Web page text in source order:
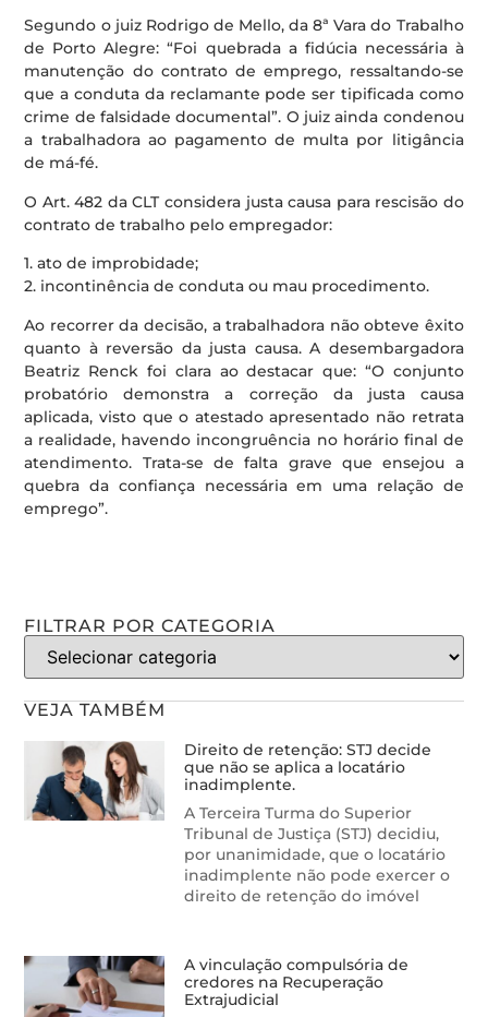
Segundo o juiz Rodrigo de Mello, da 8ª Vara do Trabalho
de Porto Alegre: “Foi quebrada a fidúcia necessária à
manutenção do contrato de emprego, ressaltando-se
que a conduta da reclamante pode ser tipificada como
crime de falsidade documental”. O juiz ainda condenou
a trabalhadora ao pagamento de multa por litigância
de má-fé.
O Art. 482 da CLT considera justa causa para rescisão do
contrato de trabalho pelo empregador:
1. ato de improbidade;
2. incontinência de conduta ou mau procedimento.
Ao recorrer da decisão, a trabalhadora não obteve êxito
quanto à reversão da justa causa. A desembargadora
Beatriz Renck foi clara ao destacar que: “O conjunto
probatório demonstra a correção da justa causa
aplicada, visto que o atestado apresentado não retrata
a realidade, havendo incongruência no horário final de
atendimento. Trata-se de falta grave que ensejou a
quebra da confiança necessária em uma relação de
emprego”.
FILTRAR POR CATEGORIA
VEJA TAMBÉM
Direito de retenção: STJ decide
que não se aplica a locatário
inadimplente.
A Terceira Turma do Superior
Tribunal de Justiça (STJ) decidiu,
por unanimidade, que o locatário
inadimplente não pode exercer o
direito de retenção do imóvel
A vinculação compulsória de
credores na Recuperação
Extrajudicial